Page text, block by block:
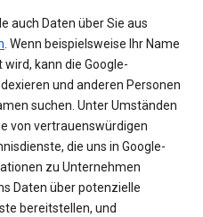
auch Daten über Sie aus
. Wenn beispielsweise Ihr Name
kann die Google-
und anderen Personen
suchen. Unter Umständen
von vertrauenswürdigen
die uns in Google-
zu Unternehmen
Daten über potenzielle
bereitstellen, und